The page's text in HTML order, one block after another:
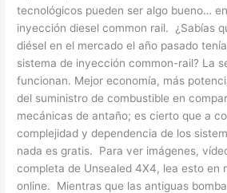
tecnológicos pueden ser algo bueno…
inyección diesel common rail. ¿Sabías
diésel en el mercado el año pasado
sistema de inyección common-rail? La
funcionan. Mejor economía, más
del suministro de combustible en
mecánicas de antaño; es cierto que a
complejidad y dependencia de los
nada es gratis. Para ver imágenes,
completa de Unsealed 4X4, lea esto en
online. Mientras que las antiguas